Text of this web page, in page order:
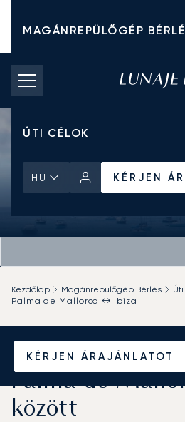
MAGÁNREPÜLŐGÉP
CHARTER ÁRAK
MAGÁNREPÜLŐGÉPEK
ÚTI CÉLOK
HU KÉRJEN
KÉRJEN ÁRAJÁNLATOT
Kezdőlap Magánrepülőgép Bérlés
Palma de Mallorca ↔ Ibiza
Béreljen
Palma de
között